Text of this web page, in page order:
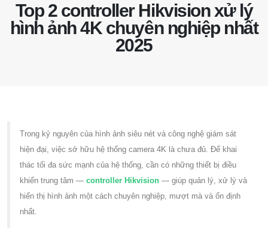
Top 2 controller Hikvision xử lý
hình ảnh 4K chuyên nghiệp nhất
2025
Trong kỷ nguyên của hình ảnh siêu nét và công nghệ giám sát
hiện đại, việc sở hữu hệ thống camera 4K là chưa đủ. Để khai
thác tối đa sức mạnh của hệ thống, cần có những thiết bị điều
khiển trung tâm — controller Hikvision — giúp quản lý, xử lý và
hiển thị hình ảnh một cách chuyên nghiệp, mượt mà và ổn định
nhất.